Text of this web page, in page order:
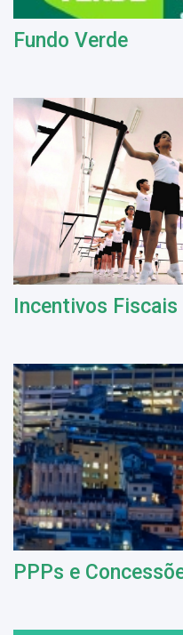
Fundo Verde
Incentivos Fiscais
PPPs e